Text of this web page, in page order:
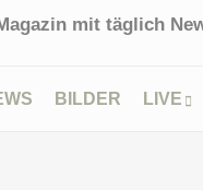
mit täglich
BILDER LIVE